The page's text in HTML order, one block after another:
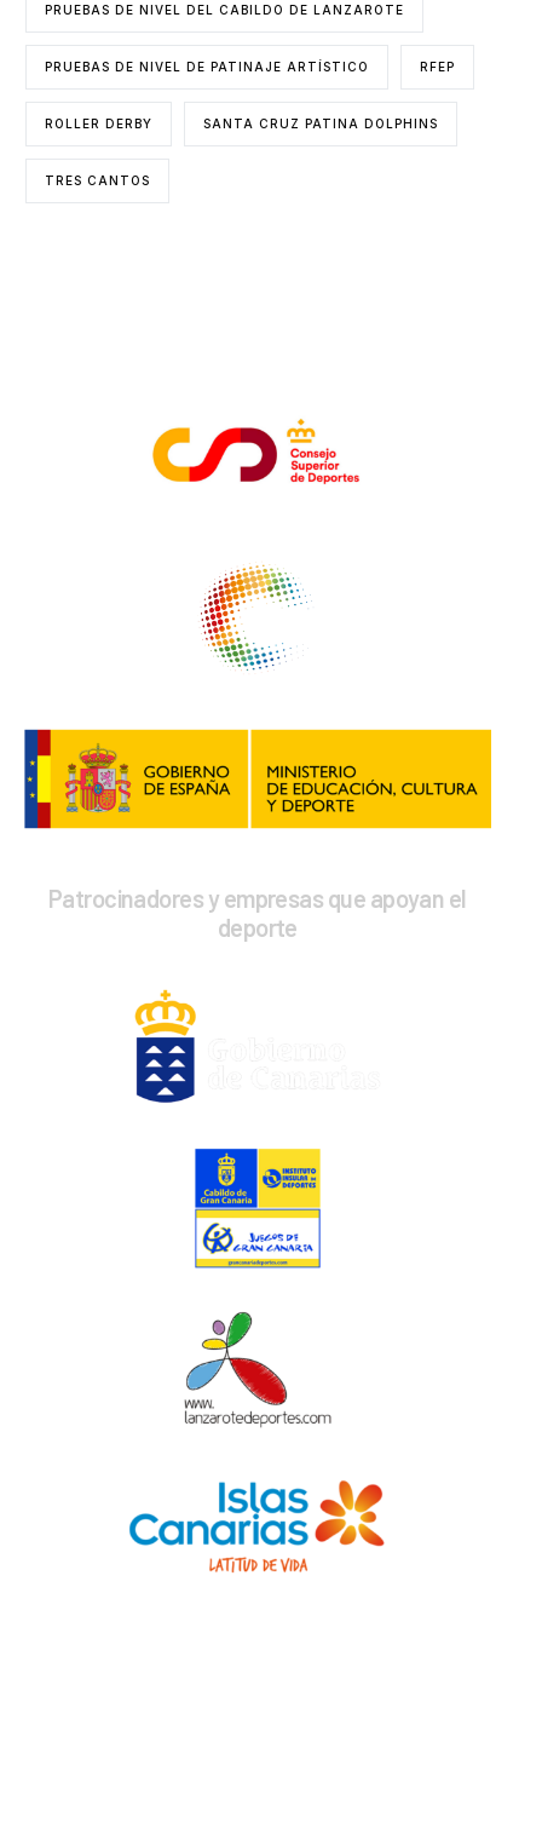
PRUEBAS DE NIVEL DEL CABILDO DE LANZAROTE
PRUEBAS DE NIVEL DE PATINAJE ARTÍSTICO RFEP
ROLLER DERBY SANTA CRUZ PATINA DOLPHINS
TRES CANTOS
Patrocinadores y empresas que apoyan el
deporte